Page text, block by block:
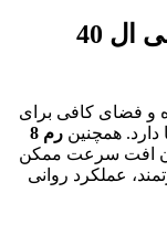
حافظه و عملکرد گوشی تی سی ا‌ل 40
فضای کافی برای
همچنین
رم 8
افت سرعت ممکن
عملکرد روانی